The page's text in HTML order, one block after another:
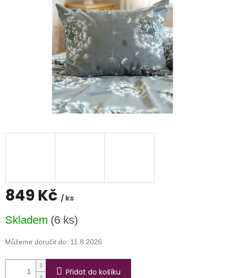
849 Kč / ks
cena:
Skladem (6 ks)
Můžeme doručit do: 11.8.2026
Přidat do košíku